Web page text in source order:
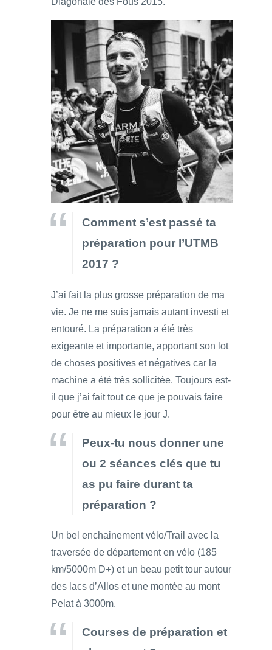
Comment s’est passé ta
préparation pour l’UTMB
2017 ?
J’ai fait la plus grosse préparation de ma
vie. Je ne me suis jamais autant investi et
entouré. La préparation a été très
exigeante et importante, apportant son lot
de choses positives et négatives car la
machine a été très sollicitée. Toujours est-
il que j’ai fait tout ce que je pouvais faire
pour être au mieux le jour J.
Peux-tu nous donner une
ou 2 séances clés que tu
as pu faire durant ta
préparation ?
Un bel enchainement vélo/Trail avec la
traversée de département en vélo (185
km/5000m D+) et un beau petit tour autour
des lacs d’Allos et une montée au mont
Pelat à 3000m.
Courses de préparation et